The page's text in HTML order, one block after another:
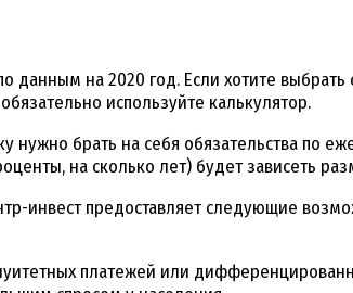
данным на 2020 год. Если хотите
используйте калькулятор.
брать на себя обязательства по
на сколько лет) будет зависеть
предоставляет следующие
платежей или